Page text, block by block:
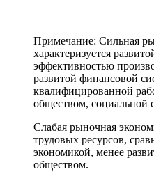
Примечание: Сильная
характеризуется
эффективностью
развитой финансовой
квалифицированной
обществом, социальной
Слабая рыночная
трудовых ресурсов,
экономикой, менее
обществом.